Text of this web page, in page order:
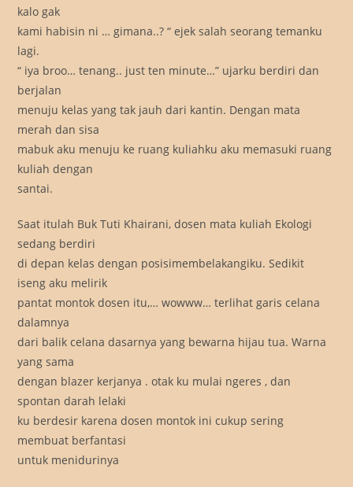
kalo gak
kami habisin ni … gimana..? “ ejek salah seorang temanku
lagi.
“ iya broo… tenang.. just ten minute…” ujarku berdiri dan
berjalan
menuju kelas yang tak jauh dari kantin. Dengan mata
merah dan sisa
mabuk aku menuju ke ruang kuliahku aku memasuki ruang
kuliah dengan
santai.
Saat itulah Buk Tuti Khairani, dosen mata kuliah Ekologi
sedang berdiri
di depan kelas dengan posisimembelakangiku. Sedikit
iseng aku melirik
pantat montok dosen itu,… wowww… terlihat garis celana
dalamnya
dari balik celana dasarnya yang bewarna hijau tua. Warna
yang sama
dengan blazer kerjanya . otak ku mulai ngeres , dan
spontan darah lelaki
ku berdesir karena dosen montok ini cukup sering
membuat berfantasi
untuk menidurinya